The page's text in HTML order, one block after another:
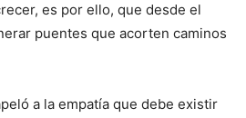
es por ello, que desde el
puentes que acorten caminos
a la empatía que debe existir